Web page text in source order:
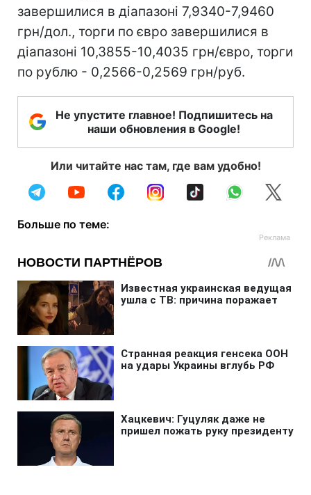
завершилися в діапазоні 7,9340-7,9460
грн/дол., торги по євро завершилися в
діапазоні 10,3855-10,4035 грн/євро, торги
по рублю - 0,2566-0,2569 грн/руб.
Не упустите главное! Подпишитесь на
наши обновления в Google!
Или читайте нас там, где вам удобно!
Больше по теме: